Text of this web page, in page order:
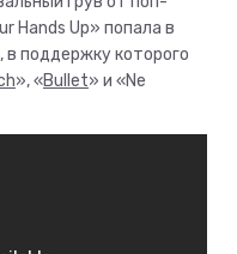
Hands Up» попала в
в поддержку которого
», «Bullet» и «Ne